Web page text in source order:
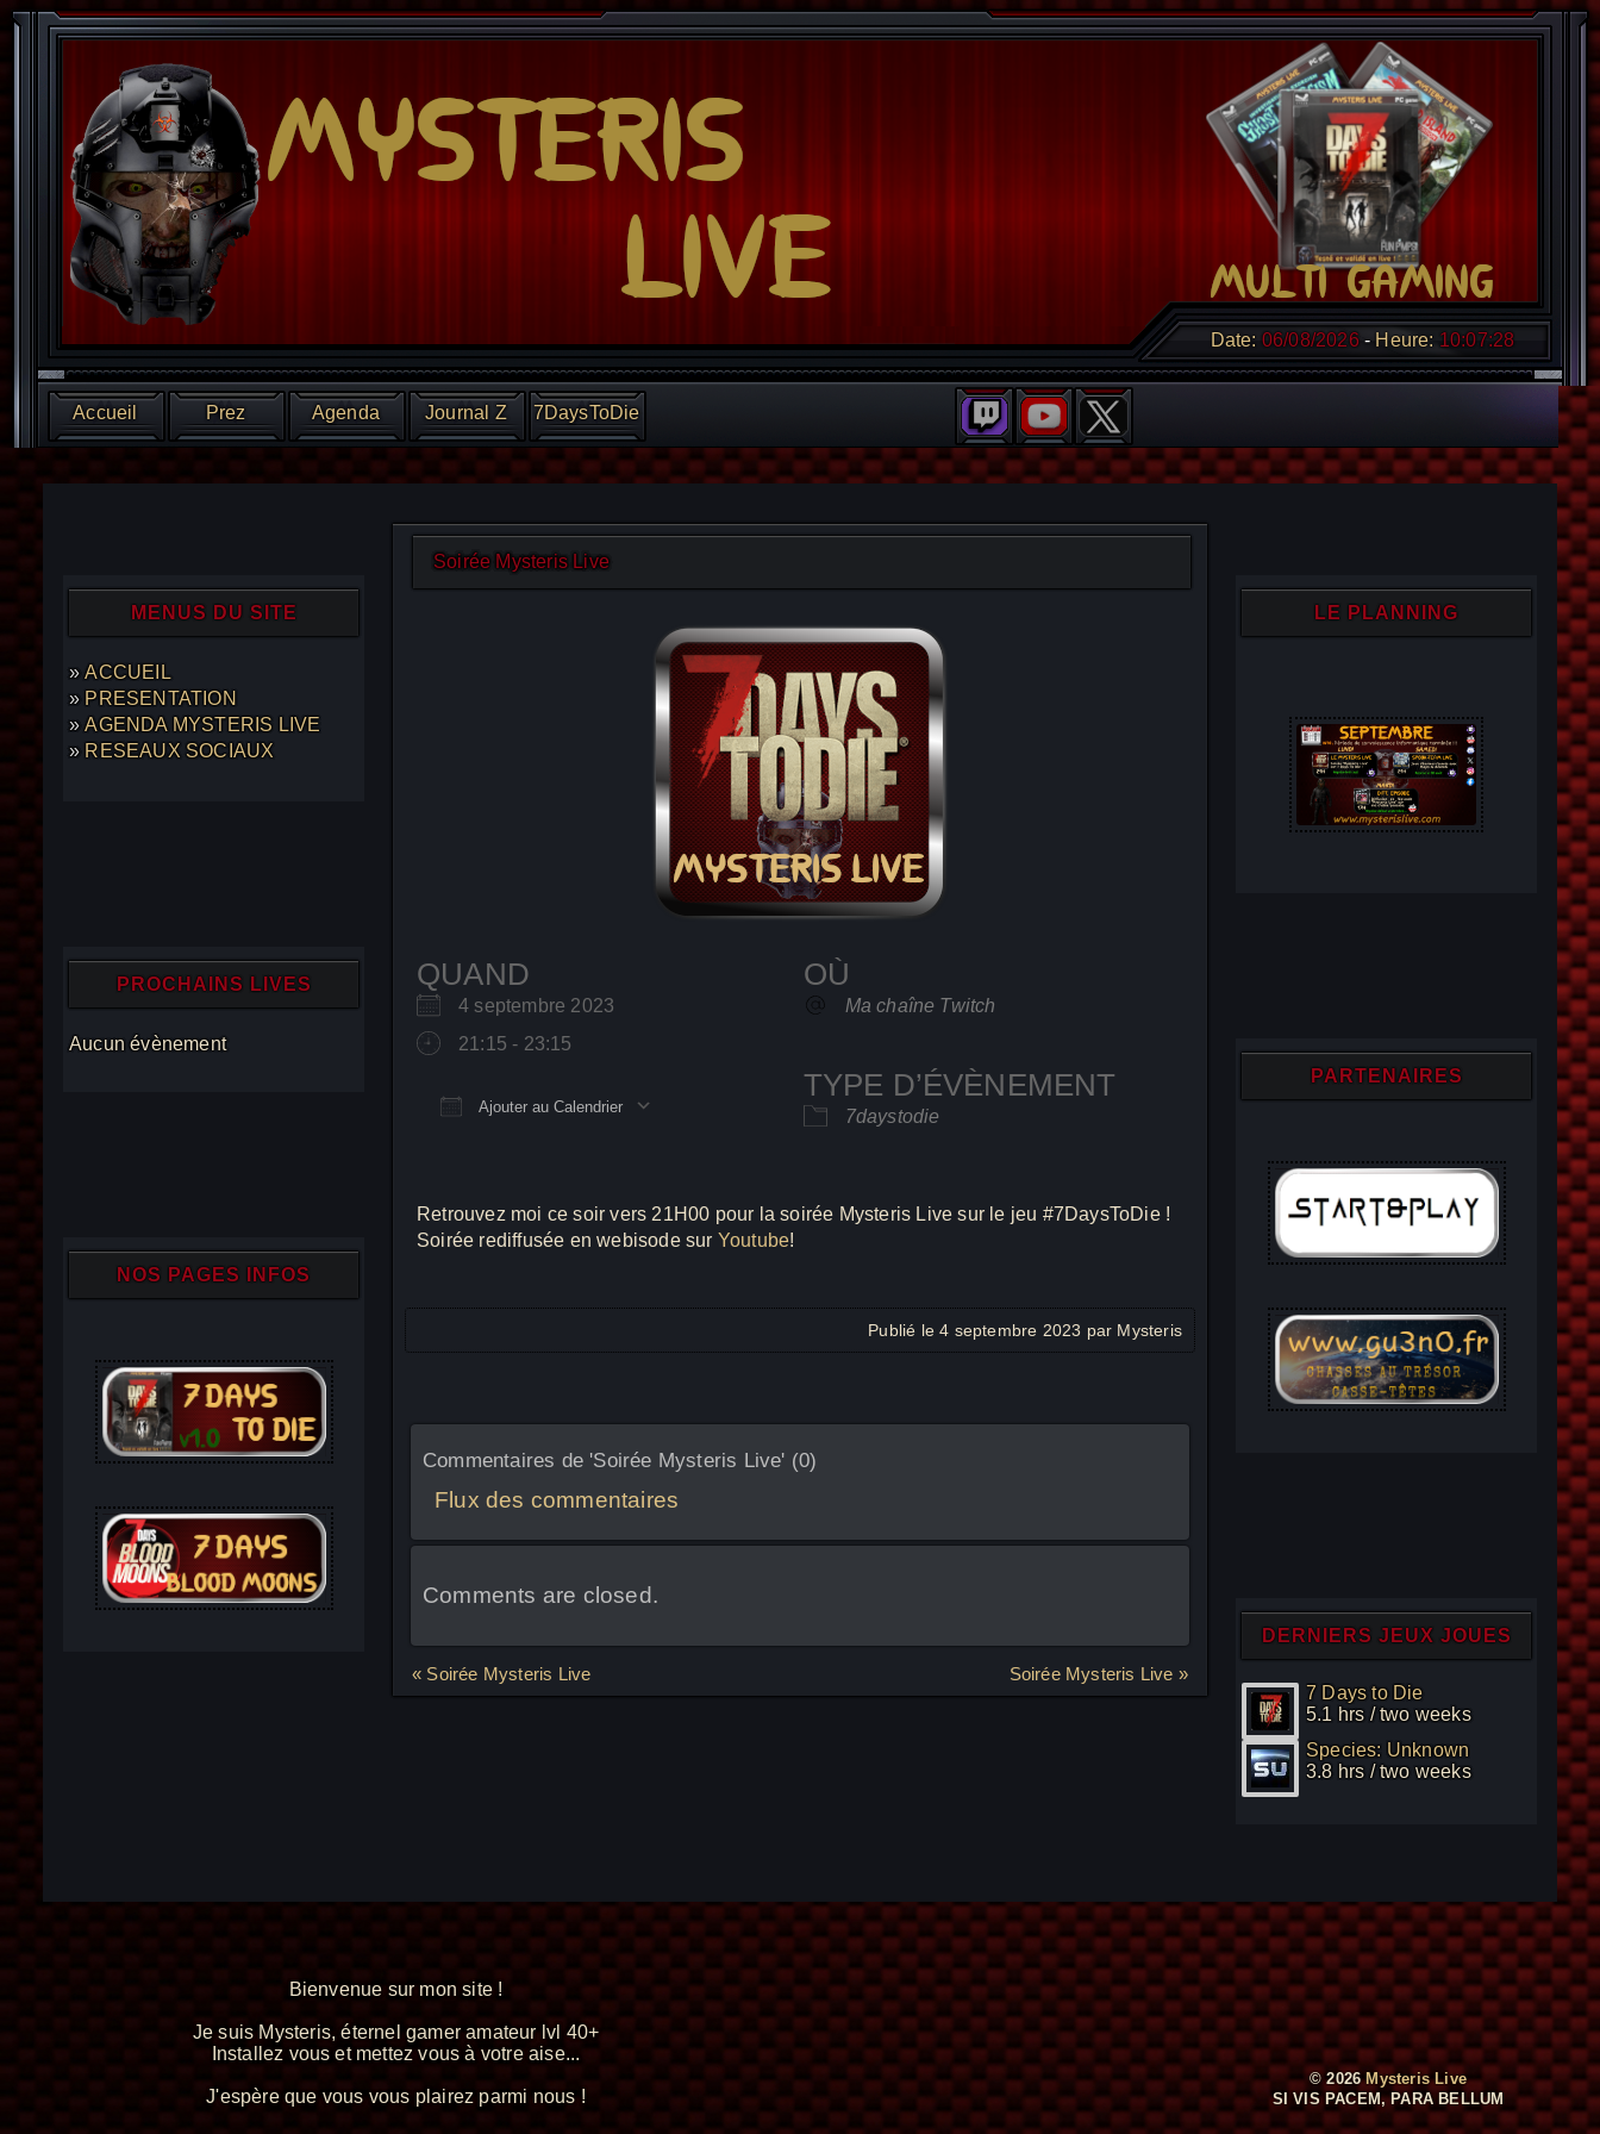
Date: 06/08/2026 Heure: 10:07:29
Accueil Prez Agenda Journal Z 7DaysToDie
MENUS DU SITE
ACCUEIL
PRESENTATION
AGENDA MYSTERIS LIVE
RESEAUX SOCIAUX
PROCHAINS LIVES
Aucun évènement
NOS PAGES INFOS
Soirée Mysteris Live
QUAND
4 septembre 2023
21:15 - 23:15
Ajouter au Calendrier
OÙ
Ma chaîne Twitch
TYPE D’ÉVÈNEMENT
7daystodie
Retrouvez moi ce soir vers 21H00 pour la soirée Mysteris Live sur le jeu #7DaysToDie !
Soirée rediffusée en webisode sur Youtube!
Publié le 4 septembre 2023 par Mysteris
Commentaires de 'Soirée Mysteris Live' (0)
Flux des commentaires
Comments are closed.
Navigation
« Soirée Mysteris Live Soirée Mysteris Live »
LE PLANNING
PARTENAIRES
DERNIERS JEUX JOUES
7 Days to Die
5.1 hrs / two weeks
Species: Unknown
3.8 hrs / two weeks
Bienvenue sur mon site !
Je suis Mysteris, éternel gamer amateur lvl 40+
Installez vous et mettez vous à votre aise...
J'espère que vous vous plairez parmi nous !
© 2026Mysteris Live
SI VIS PACEM, PARA BELLUM